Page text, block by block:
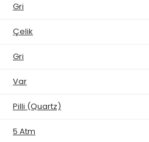
Gri
Çelik
Gri
Var
Pilli (Quartz)
5 Atm